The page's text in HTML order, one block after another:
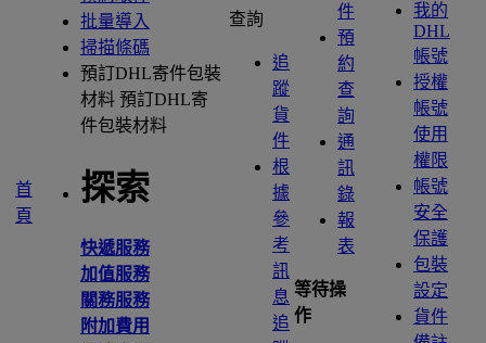
首
頁
批量導入
掃描條碼
預訂DHL寄件包裝
材料 預訂DHL寄
件包裝材料
探索
快遞服務
加值服務
關務服務
附加費用
查詢
追
蹤
貨
件
根
據
參
考
訊
息
追
件
預
約
查
詢
通
訊
錄
報
表
等待操
作
我的
DHL
帳號
授權
帳號
使用
權限
帳號
安全
保護
包裝
設定
貨件